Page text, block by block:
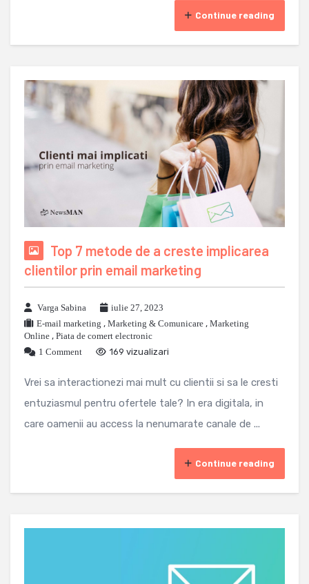
Continue reading
Top 7 metode de a creste implicarea
clientilor prin email marketing
Varga Sabina
iulie 27, 2023
E-mail marketing , Marketing & Comunicare , Marketing
Online , Piata de comert electronic
1 Comment
169 vizualizari
Vrei sa interactionezi mai mult cu clientii si sa le cresti
entuziasmul pentru ofertele tale? In era digitala, in
care oamenii au access la nenumarate canale de ...
Continue reading